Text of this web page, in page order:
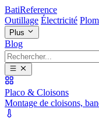
BatiReference
Outillage Électricité
Plus
Blog
Placo & Cloisons
Montage de cloisons,